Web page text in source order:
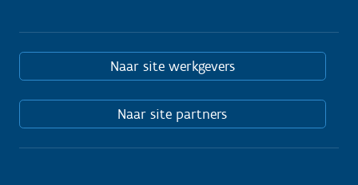
Naar site werkgevers
Naar site partners